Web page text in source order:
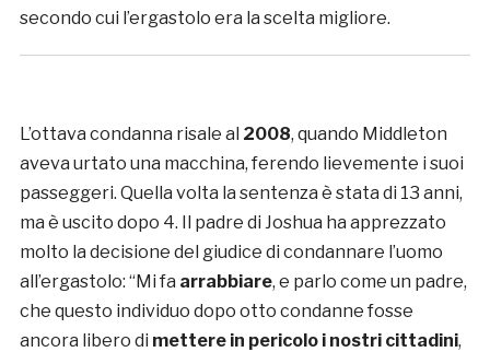
secondo cui l’ergastolo era la scelta migliore.
L’ottava condanna risale al 2008, quando Middleton
aveva urtato una macchina, ferendo lievemente i suoi
passeggeri. Quella volta la sentenza è stata di 13 anni,
ma è uscito dopo 4. Il padre di Joshua ha apprezzato
molto la decisione del giudice di condannare l’uomo
all’ergastolo: “Mi fa arrabbiare, e parlo come un padre,
che questo individuo dopo otto condanne fosse
ancora libero di mettere in pericolo i nostri cittadini,